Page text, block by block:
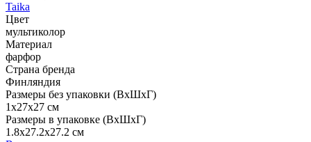
Taika
Цвет
мультиколор
Материал
фарфор
Страна бренда
Финляндия
Размеры без упаковки (ВхШхГ)
1x27x27 см
Размеры в упаковке (ВхШхГ)
1.8x27.2x27.2 см